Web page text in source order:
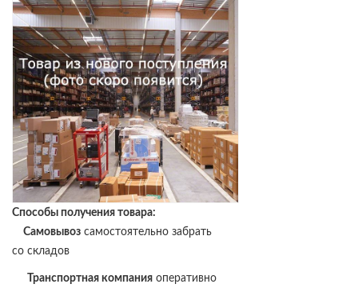
Способы получения товара:
Самовывоз самостоятельно забрать
со складов
Транспортная компания оперативно